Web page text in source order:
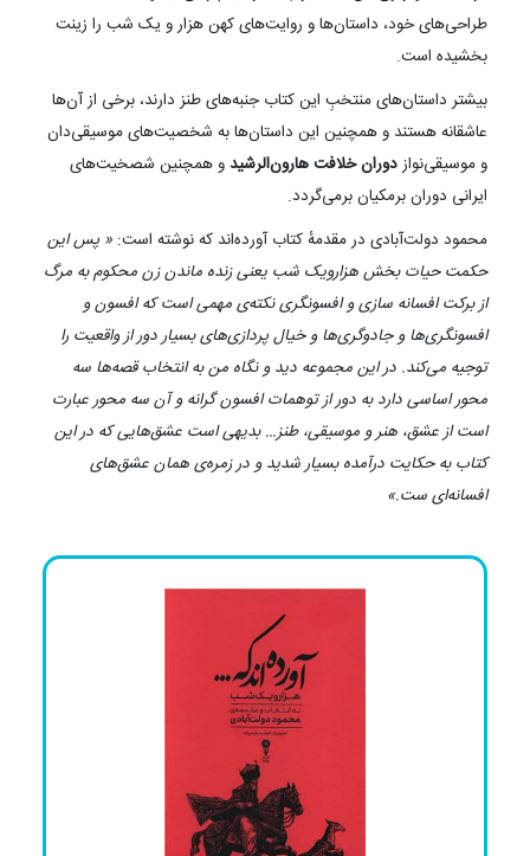
طراحی‌های خود، داستان‌ها و روایت‌های کهن هزار و یک شب را زینت
بخشیده است.
‌بیشتر داستان‌های منتخبِ این کتاب جنبه‌های طنز دارند، برخی از آن‌ها
عاشقانه هستند و همچنین این داستان‌ها به شخصیت‌های موسیقی‌دان
و موسیقی‌نوازدوران خلافت هارون‌الرشیدو همچنین شصخیت‌های
ایرانی دوران برمکیان برمی‌گردد.
محمود دولت‌آبادی در مقدمهٔ کتاب آورده‌اند که نوشته است: « پس این
حکمت حیات بخش هزارویک شب یعنی زنده ماندن زن محکوم به مرگ
از برکت افسانه سازی و افسونگری نکته‌ی مهمی است که افسون و
افسونگری‌ها و جادوگری‌ها و خیال پردازی‌های بسیار دور از واقعیت را
توجیه می‌کند. در این مجموعه دید و نگاه من به انتخاب قصه‌ها سه
محور اساسی دارد به دور از توهمات افسون گرانه و آن سه محور عبارت
است از عشق، هنر و موسیقی، طنز… بدیهی است عشق‌هایی که در این
کتاب به حکایت درآمده بسیار شدید و در زمره‌ی همان عشق‌های
افسانه‌ای ست.»